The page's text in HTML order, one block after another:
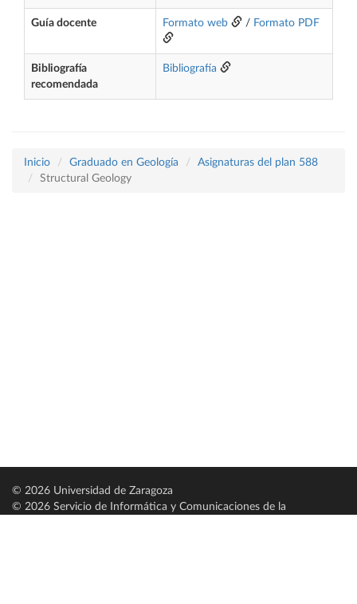
Guía docente Formato web / Formato PDF
Bibliografía
recomendada
Bibliografía
Inicio Graduado en Geología
Asignaturas del plan 588
Structural Geology
© 2026 Universidad de Zaragoza
© 2026 Servicio de Informática y Comunicaciones de la